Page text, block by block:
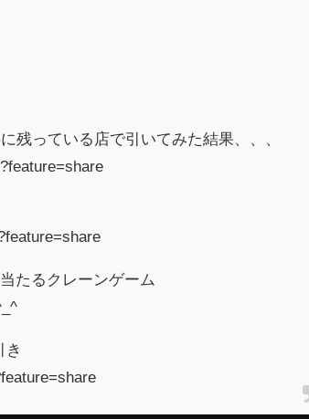
残っている店で引いてみた結果、、、
たるクレーンゲーム
き